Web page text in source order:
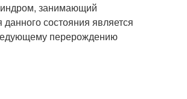
занимающий
состояния является
перерождению